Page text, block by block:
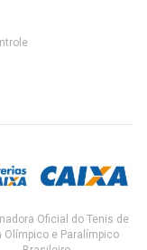
Oficial do Tenis de
Olímpico e Paralímpico